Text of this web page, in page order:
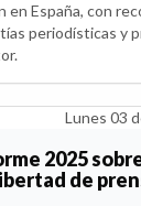
en España, con
periodísticas y
Lunes 03
2025
de